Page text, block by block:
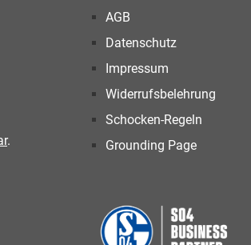
.
AGB
Datenschutz
Impressum
Widerrufsbelehrung
Schocken-Regeln
Grounding Page